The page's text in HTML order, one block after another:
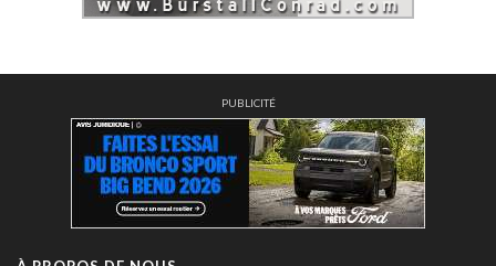
PUBLICITÉ